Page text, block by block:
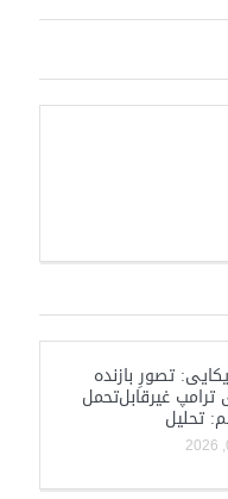
تصورِ بازنده
ترامپ غیرقابل‌تحمل
تحلیل